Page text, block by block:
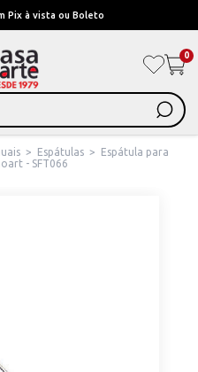
ou ate 12x com juros
0
> Espátulas >
Espátula para
- SFT066